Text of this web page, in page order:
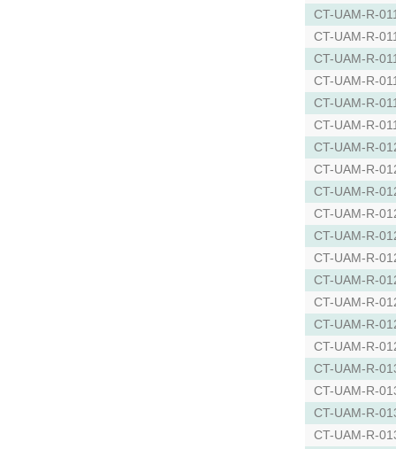
CT-UAM-R-
CT-UAM-R-
CT-UAM-R-
CT-UAM-R-
CT-UAM-R-
CT-UAM-R-
CT-UAM-R-
CT-UAM-R-
CT-UAM-R-
CT-UAM-R-
CT-UAM-R-
CT-UAM-R-
CT-UAM-R-
CT-UAM-R-
CT-UAM-R-
CT-UAM-R-
CT-UAM-R-
CT-UAM-R-
CT-UAM-R-
CT-UAM-R-